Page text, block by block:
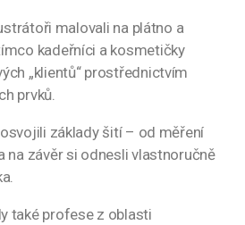
malovali na plátno a
kadeřníci a kosmetičky
„klientů“ prostřednictvím
prvků.
základy šití – od měření
na závěr si odnesli vlastnoručně
také profese z oblasti